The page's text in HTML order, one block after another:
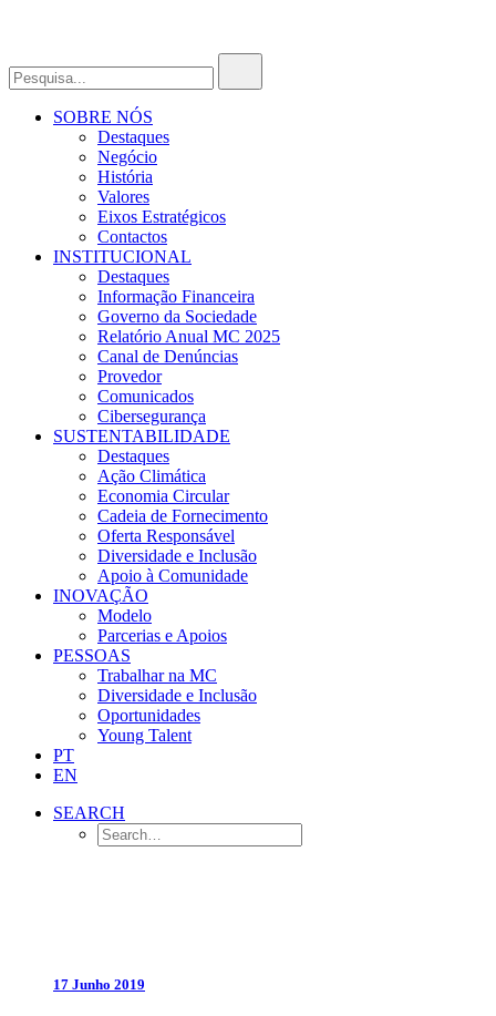
SOBRE NÓS
Destaques
Negócio
História
Valores
Eixos Estratégicos
Contactos
INSTITUCIONAL
Destaques
Informação Financeira
Governo da Sociedade
Relatório Anual MC 2025
Canal de Denúncias
Provedor
Comunicados
Cibersegurança
SUSTENTABILIDADE
Destaques
Ação Climática
Economia Circular
Cadeia de Fornecimento
Oferta Responsável
Diversidade e Inclusão
Apoio à Comunidade
INOVAÇÃO
Modelo
Parcerias e Apoios
PESSOAS
Trabalhar na MC
Diversidade e Inclusão
Oportunidades
Young Talent
PT
EN
SEARCH
17 Junho 2019